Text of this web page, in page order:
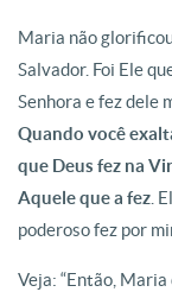
Maria não
Salvador. Foi Ele
Senhora e fez dele
Quando você
que Deus fez na
Aquele que a fez .
poderoso fez por
Veja: “Então,